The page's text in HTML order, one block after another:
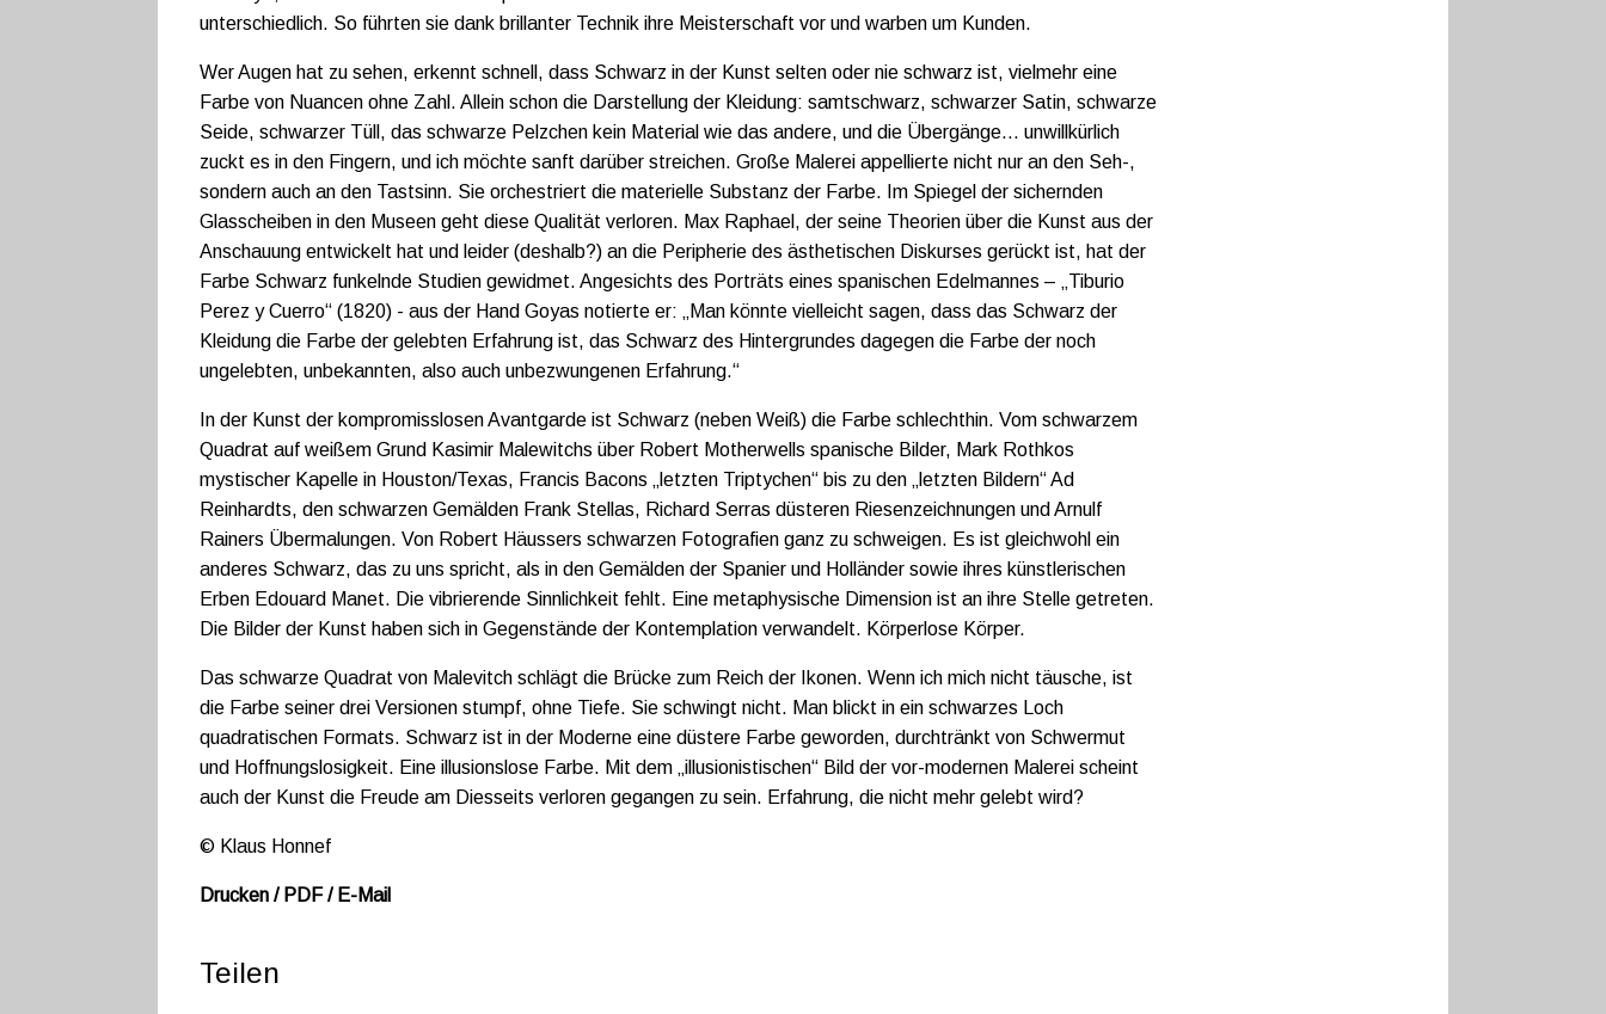
unterschiedlich. So führten sie dank brillanter Technik ihre Meisterschaft vor und warben um Kunden.
Wer Augen hat zu sehen, erkennt schnell, dass Schwarz in der Kunst selten oder nie schwarz ist, vielmehr eine
Farbe von Nuancen ohne Zahl. Allein schon die Darstellung der Kleidung: samtschwarz, schwarzer Satin, schwarze
Seide, schwarzer Tüll, das schwarze Pelzchen kein Material wie das andere, und die Übergänge... unwillkürlich
zuckt es in den Fingern, und ich möchte sanft darüber streichen. Große Malerei appellierte nicht nur an den Seh-,
sondern auch an den Tastsinn. Sie orchestriert die materielle Substanz der Farbe. Im Spiegel der sichernden
Glasscheiben in den Museen geht diese Qualität verloren. Max Raphael, der seine Theorien über die Kunst aus der
Anschauung entwickelt hat und leider (deshalb?) an die Peripherie des ästhetischen Diskurses gerückt ist, hat der
Farbe Schwarz funkelnde Studien gewidmet. Angesichts des Porträts eines spanischen Edelmannes – „Tiburio
Perez y Cuerro“ (1820) - aus der Hand Goyas notierte er: „Man könnte vielleicht sagen, dass das Schwarz der
Kleidung die Farbe der gelebten Erfahrung ist, das Schwarz des Hintergrundes dagegen die Farbe der noch
ungelebten, unbekannten, also auch unbezwungenen Erfahrung.“
In der Kunst der kompromisslosen Avantgarde ist Schwarz (neben Weiß) die Farbe schlechthin. Vom schwarzem
Quadrat auf weißem Grund Kasimir Malewitchs über Robert Motherwells spanische Bilder, Mark Rothkos
mystischer Kapelle in Houston/Texas, Francis Bacons „letzten Triptychen“ bis zu den „letzten Bildern“ Ad
Reinhardts, den schwarzen Gemälden Frank Stellas, Richard Serras düsteren Riesenzeichnungen und Arnulf
Rainers Übermalungen. Von Robert Häussers schwarzen Fotografien ganz zu schweigen. Es ist gleichwohl ein
anderes Schwarz, das zu uns spricht, als in den Gemälden der Spanier und Holländer sowie ihres künstlerischen
Erben Edouard Manet. Die vibrierende Sinnlichkeit fehlt. Eine metaphysische Dimension ist an ihre Stelle getreten.
Die Bilder der Kunst haben sich in Gegenstände der Kontemplation verwandelt. Körperlose Körper.
Das schwarze Quadrat von Malevitch schlägt die Brücke zum Reich der Ikonen. Wenn ich mich nicht täusche, ist
die Farbe seiner drei Versionen stumpf, ohne Tiefe. Sie schwingt nicht. Man blickt in ein schwarzes Loch
quadratischen Formats. Schwarz ist in der Moderne eine düstere Farbe geworden, durchtränkt von Schwermut
und Hoffnungslosigkeit. Eine illusionslose Farbe. Mit dem „illusionistischen“ Bild der vor-modernen Malerei scheint
auch der Kunst die Freude am Diesseits verloren gegangen zu sein. Erfahrung, die nicht mehr gelebt wird?
© Klaus Honnef
Drucken / PDF / E-Mail
Teilen